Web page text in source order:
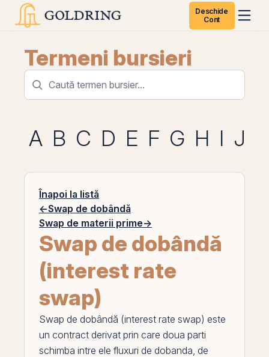
Deschide
Cont
Termeni bursieri
A B C D E F G H I J
Înapoi la listă
←Swap de dobândă
Swap de materii prime→
Swap de dobândă
(interest rate
swap)
Swap de dobândă (interest rate swap) este
un contract derivat prin care doua parti
schimba intre ele fluxuri de dobanda, de